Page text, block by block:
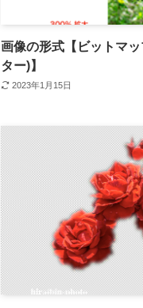
画像の形式【ビットマ
ター)】
2023年1月15日